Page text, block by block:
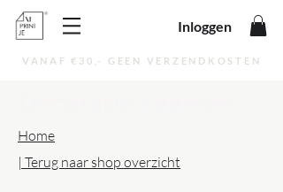
Inloggen
VANAF €30,- GEEN VERZENDKOSTEN
Home
| Terug naar shop overzicht